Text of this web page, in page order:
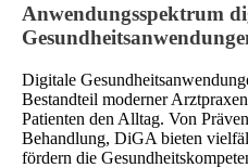
Anwendungsspektrum
Digitale
Bestandteil moderner
Patienten den Alltag. Von
Behandlung, DiGA bieten
fördern die